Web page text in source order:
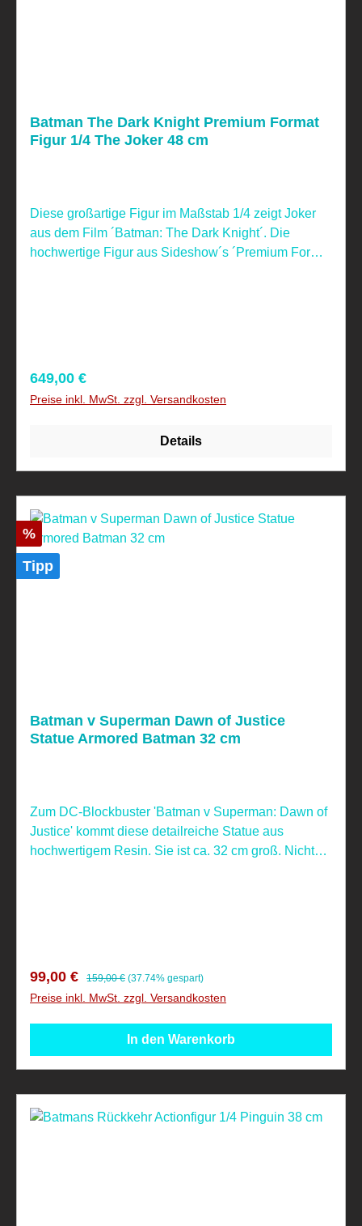
Batman The Dark Knight Premium Format
Figur 1/4 The Joker 48 cm
Diese großartige Figur im Maßstab 1/4 zeigt Joker
aus dem Film ´Batman: The Dark Knight´. Die
hochwertige Figur aus Sideshow´s ´Premium Format
Regulärer Preis:
649,00 €
Preise inkl. MwSt. zzgl. Versandkosten
Details
Rabatt
%
Tipp
Batman v Superman Dawn of Justice
Statue Armored Batman 32 cm
Zum DC-Blockbuster 'Batman v Superman: Dawn of
Justice' kommt diese detailreiche Statue aus
hochwertigem Resin. Sie ist ca. 32 cm groß. Nicht
Verkaufspreis:
99,00 € Regulärer Preis:
159,00 € (37.74% gespart)
Preise inkl. MwSt. zzgl. Versandkosten
In den Warenkorb